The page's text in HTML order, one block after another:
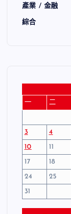
產業 / 金融
綜合
一
二
3
4
10
11
17
18
24
25
31